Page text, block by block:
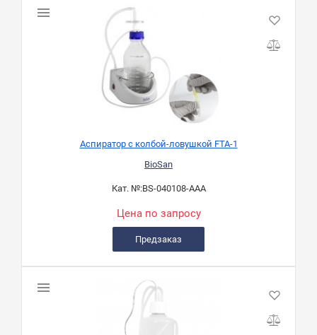
Аспиратор с колбой-ловушкой FTA-1
BioSan
Кат. №:BS-040108-AAA
Цена по запросу
Предзаказ